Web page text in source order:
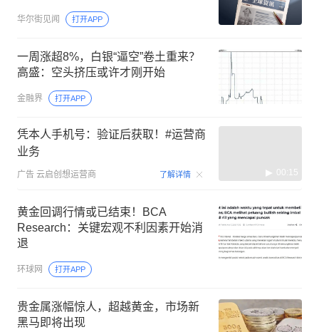
华尔街见闻 打开APP
一周涨超8%，白银“逼空”卷土重来？
高盛：空头挤压或许才刚开始
金融界 打开APP
凭本人手机号：验证后获取！#运营商
业务
广告 云启创想运营商 了解详情 00:15
黄金回调行情或已结束！BCA
Research：关键宏观不利因素开始消
退
环球网 打开APP
贵金属涨幅惊人，超越黄金，市场新
黑马即将出现